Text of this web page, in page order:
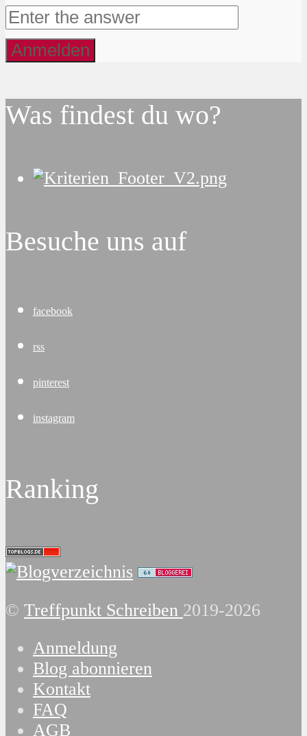
Was findest du wo?
Besuche uns auf
facebook
rss
pinterest
instagram
Ranking
© Treffpunkt Schreiben 2019-2026
Anmeldung
Blog abonnieren
Kontakt
FAQ
AGB